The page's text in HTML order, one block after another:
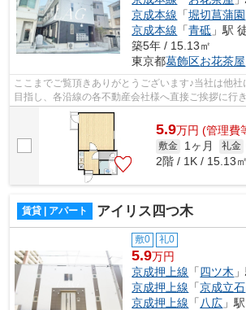
京成本線 「堀切菖蒲園
京成本線 「青砥 」駅
築5年 / 15.13㎡
東京都葛飾区お花茶屋
ここまでご覧頂きありがとうございます♪当社は他
目指し、各沿線の各不動産会社様へ直接ご挨拶に行
様へ提供しております！最新の情報は...
5.9万円 (管理費
敷金 1ヶ月 礼金
2階 / 1K / 15.13㎡
賃貸 | アパート アイリス四つ木
敷0 礼0
5.9万円
京成押上線 「四ツ木
京成押上線 「京成立石
京成押上線 「八広 」